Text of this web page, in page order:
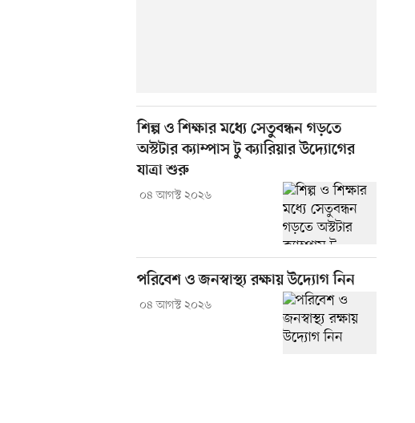
শিল্প ও শিক্ষার মধ্যে সেতুবন্ধন গড়তে
অস্টটার ক্যাম্পাস টু ক্যারিয়ার উদ্যোগের
যাত্রা শুরু
০৪ আগস্ট ২০২৬
পরিবেশ ও জনস্বাস্থ্য রক্ষায় উদ্যোগ নিন
০৪ আগস্ট ২০২৬